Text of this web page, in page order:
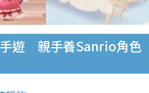
遊 親手養Sanrio角色